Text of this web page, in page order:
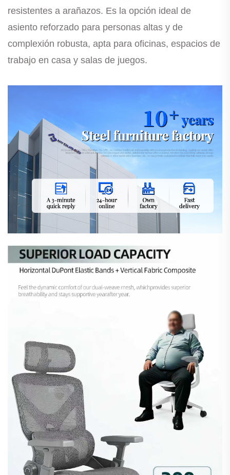
resistentes a arañazos. Es la opción ideal de
asiento reforzado para personas altas y de
complexión robusta, apta para oficinas, espacios de
trabajo en casa y salas de juegos.